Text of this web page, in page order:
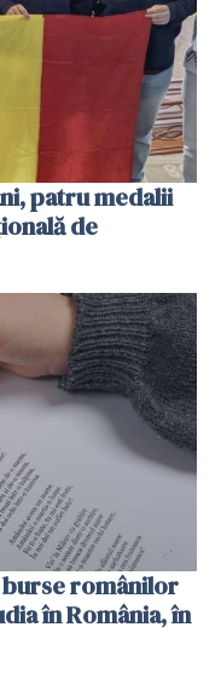
patru medalii
de
românilor
în România, în